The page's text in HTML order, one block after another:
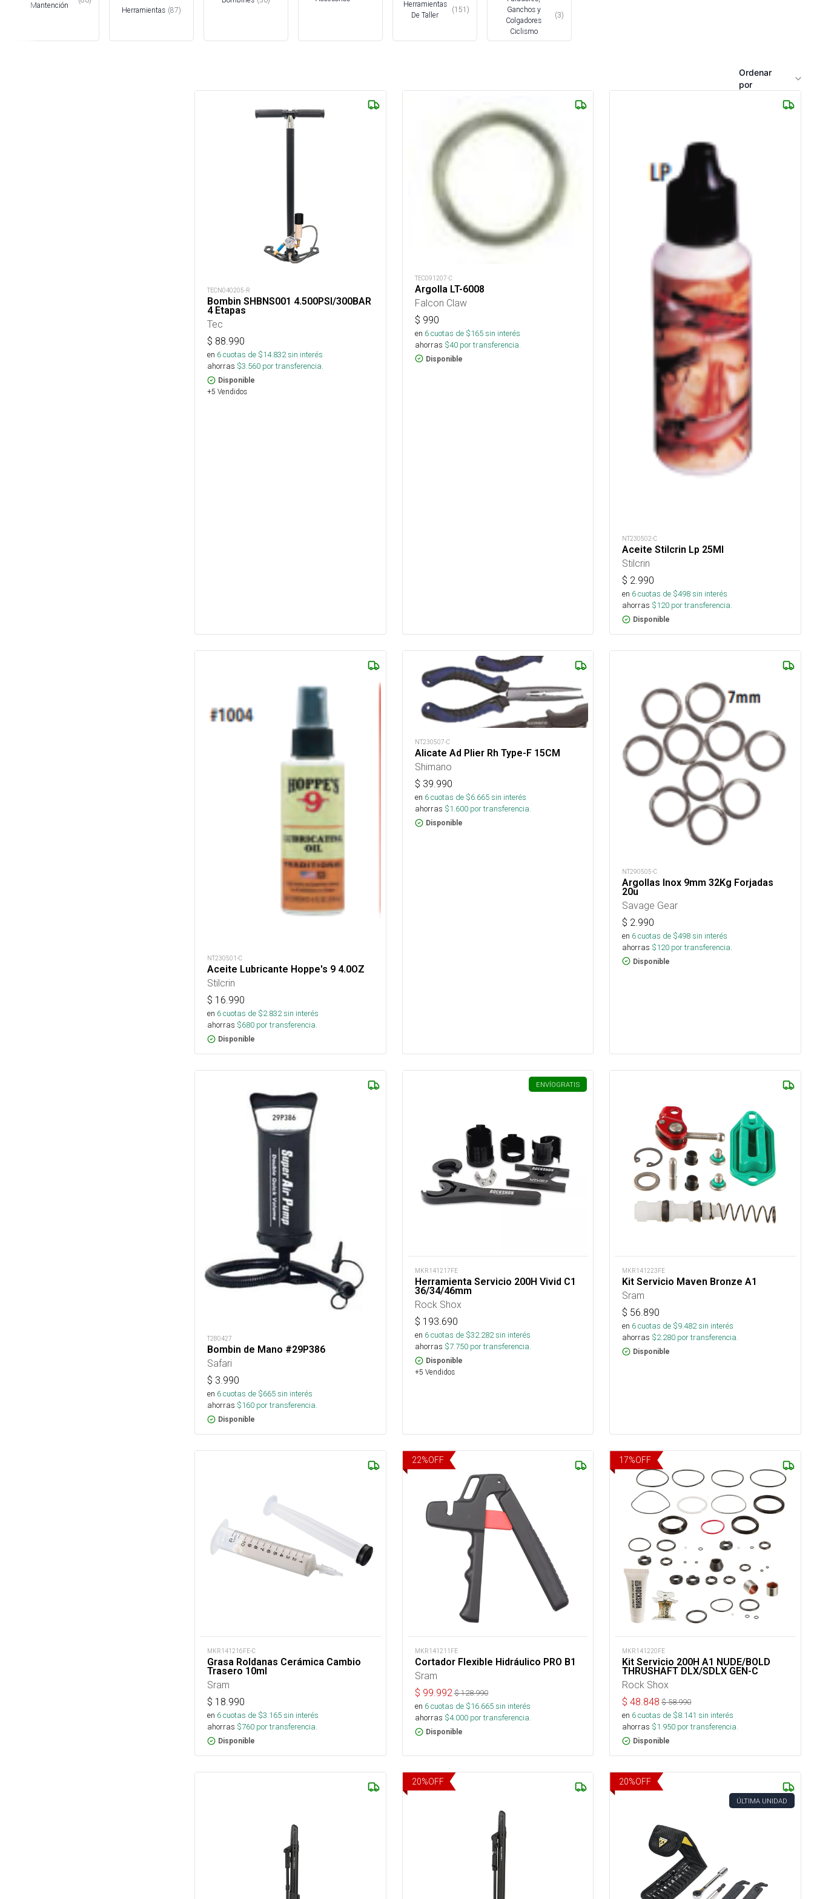
Mantención
Herramientas (87)
Herramientas
De Taller
(151 )
Ganchos y
Colgadores
Ciclismo
(3)
Ordenar
por
TECN040205-R
Bombin SHBNS001 4.500PSI/300BAR
4 Etapas
Tec
$ 88.990
en 6cuotas de $14.832sin interés
ahorras $3.560 por transferencia.
Disponible
+5 Vendidos
TEC091207-C
Argolla LT-6008
Falcon Claw
$ 990
en 6cuotas de $165sin interés
ahorras $40por transferencia.
Disponible
NT230502-C
Aceite Stilcrin Lp 25Ml
Stilcrin
$ 2.990
en 6cuotas de $498sin interés
ahorras $120 por transferencia.
Disponible
NT230501-C
Aceite Lubricante Hoppe's 9 4.0OZ
Stilcrin
$ 16.990
en 6cuotas de $2.832sin interés
ahorras $680 por transferencia.
Disponible
NT230507-C
Alicate Ad Plier Rh Type-F 15CM
Shimano
$ 39.990
en 6cuotas de $6.665sin interés
ahorras $1.600por transferencia.
Disponible
NT290505-C
Argollas Inox 9mm 32Kg Forjadas
20u
Savage Gear
$ 2.990
en 6cuotas de $498sin interés
ahorras $120 por transferencia.
Disponible
T280427
Bombin de Mano #29P386
Safari
$ 3.990
en 6cuotas de $665sin interés
ahorras $160 por transferencia.
Disponible
ENVÍOGRATIS
MKR141217FE
Herramienta Servicio 200H Vivid C1
36/34/46mm
Rock Shox
$ 193.690
en 6cuotas de $32.282sin interés
ahorras $7.750por transferencia.
Disponible
+5 Vendidos
MKR141223FE
Kit Servicio Maven Bronze A1
Sram
$ 56.890
en 6cuotas de $9.482sin interés
ahorras $2.280 por transferencia.
Disponible
MKR141216FE-C
Grasa Roldanas Cerámica Cambio
Trasero 10ml
Sram
$ 18.990
en 6cuotas de $3.165sin interés
ahorras $760 por transferencia.
Disponible
22%OFF
MKR141211FE
Cortador Flexible Hidráulico PRO B1
Sram
$ 99.992 $128.990
en 6cuotas de $16.665sin interés
ahorras $4.000por transferencia.
Disponible
17%OFF
MKR141220FE
Kit Servicio 200H A1 NUDE/BOLD
THRUSHAFT DLX/SDLX GEN-C
Rock Shox
$48.848 $58.990
en 6cuotas de $8.141 sin interés
ahorras $1.950 por transferencia.
Disponible
20%OFF 20%OFF
ÚLTIMA UNIDAD